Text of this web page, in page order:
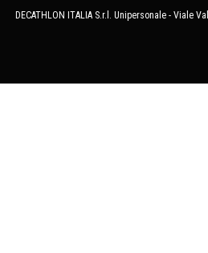
DECATHLON ITALIA S.r.l. Unipersonale - Viale